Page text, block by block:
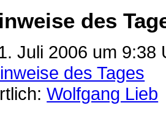
des
Juli 2006 um 9:38
des Tages
Wolfgang Lieb